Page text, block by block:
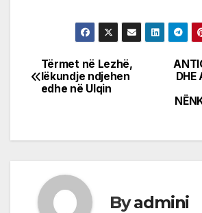
Post
navigation
DHE
Tërmet në Lezhë,
lëkundje ndjehen
edhe në Ulqin
Byadmini